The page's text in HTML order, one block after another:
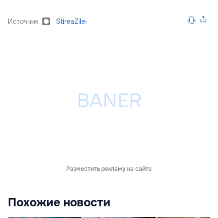
Источник StireaZilei
Разместить рекламу на сайте
Похожие новости